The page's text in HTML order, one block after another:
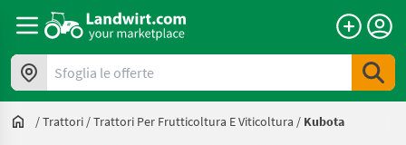
Sfoglia le offerte
/Trattori /Trattori Per Frutticoltura E Viticoltura / Kubota